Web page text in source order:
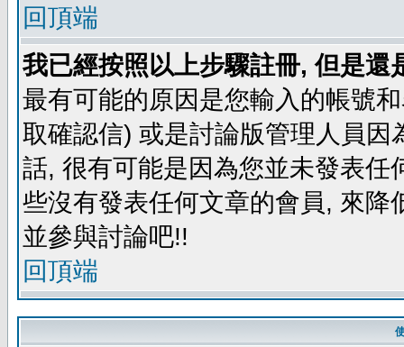
回頂端
我已經按照以上步驟註冊, 但是還
最有可能的原因是您輸入的帳號
取確認信) 或是討論版管理人員
話, 很有可能是因為您並未發表
些沒有發表任何文章的會員, 來
並參與討論吧!!
回頂端